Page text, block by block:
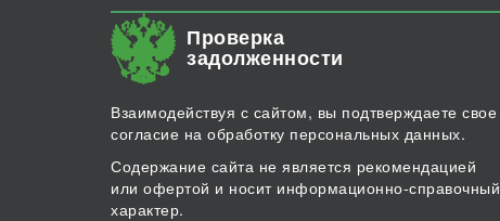
Проверка
задолженности
Взаимодействуя с сайтом, вы подтверждаете свое
согласие на обработку персональных данных.
Содержание сайта не является рекомендацией
или офертой и носит информационно-справочный
характер.